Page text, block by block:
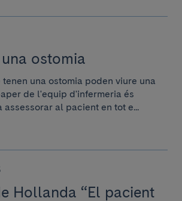
ostomia
una ostomia poden viure una
de l'equip d'infermeria és
assessorar al pacient en tot e...
Hollanda “El pacient